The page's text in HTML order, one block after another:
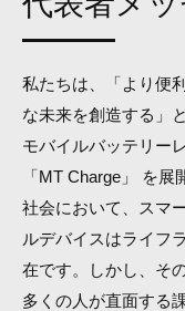
私たちは、「より便
な未来を創造する」
モバイルバッテリー
「MT Charge」 を
社会において、スマ
ルデバイスはライフ
在です。しかし、そ
多くの人が直面する